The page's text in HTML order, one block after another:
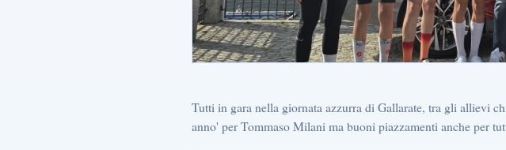
Tutti in gara nella giornata azzurra di Gallarate, tra gli allievi
anno' per Tommaso Milani ma buoni piazzamenti anche per